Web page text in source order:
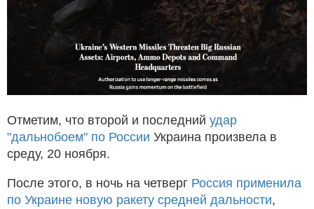
Отметим, что второй и последний удар
"дальнобоем" по России Украина произвела в
среду, 20 ноября.
После этого, в ночь на четверг Россия применила
по Украине новую ракету средней дальности,